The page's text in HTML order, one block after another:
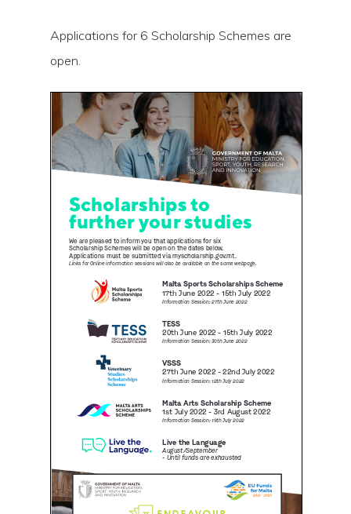
Applications for 6 Scholarship Schemes are
open.